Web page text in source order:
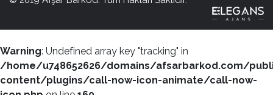
Warning: Undefined array key "tracking" in
/home/u748652626/domains/afsarbarkod.com/
content/plugins/call-now-icon-animate/call-now-